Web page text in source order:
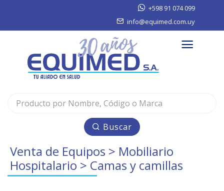
+598 91 074 099
info@equimed.com.uy
Buscar
Venta de Equipos > Mobiliario
Hospitalario > Camas y camillas